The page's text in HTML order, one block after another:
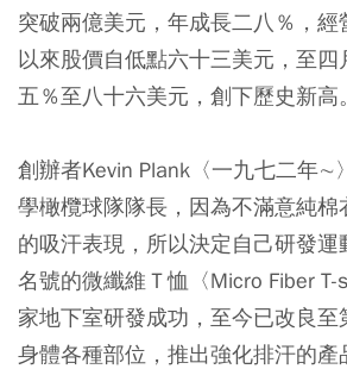
突破兩億美元，年成長二八％，
以來股價自低點六十三美元，至四
五％至八十六美元，創下歷史新高。
創辦者Kevin Plank〈一九七二年∼
學橄欖球隊隊長，因為不滿意純
的吸汗表現，所以決定自己研發
名號的微纖維Ｔ恤〈Micro Fiber
家地下室研發成功，至今已改良
身體各種部位，推出強化排汗的